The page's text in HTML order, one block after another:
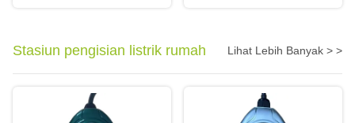
Stasiun pengisian listrik rumah Lihat Lebih Banyak > >